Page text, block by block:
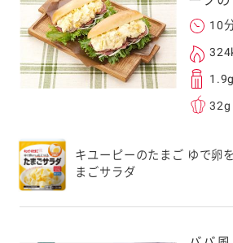
ことはございませ
10
1.9g
32g
キユーピーのたまご ゆで卵
まごサラダ